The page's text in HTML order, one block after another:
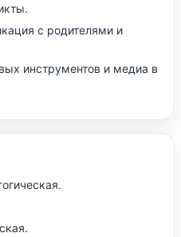
с родителями и
инструментов и медиа в